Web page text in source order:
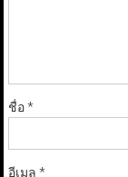
ชื่อ*
อีเมล *